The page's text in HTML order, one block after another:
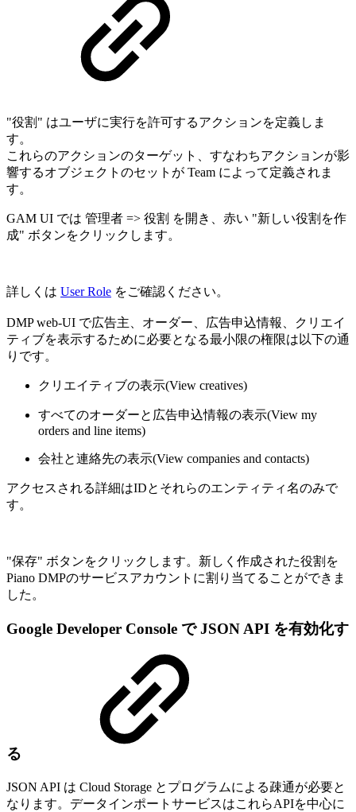
"役割" はユーザに実行を許可するアクションを定義しま
す。
これらのアクションのターゲット、すなわちアクションが影
響するオブジェクトのセットが Team によって定義されま
す。
GAM UI では 管理者 => 役割 を開き、赤い "新しい役割を作
成" ボタンをクリックします。
詳しくは User Role をご確認ください。
DMP web-UI で広告主、オーダー、広告申込情報、クリエイ
ティブを表示するために必要となる最小限の権限は以下の通
りです。
クリエイティブの表示(View creatives)
すべてのオーダーと広告申込情報の表示(View my
orders and line items)
会社と連絡先の表示(View companies and contacts)
アクセスされる詳細はIDとそれらのエンティティ名のみで
す。
"保存" ボタンをクリックします。新しく作成された役割を
Piano DMPのサービスアカウントに割り当てることができま
した。
Google Developer Console で JSON API を有効化す
る
JSON API は Cloud Storage とプログラムによる疎通が必要と
なります。データインポートサービスはこれらAPIを中心に